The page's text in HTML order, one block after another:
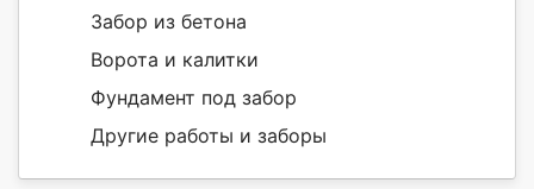
Забор из бетона
Ворота и калитки
Фундамент под забор
Другие работы и заборы